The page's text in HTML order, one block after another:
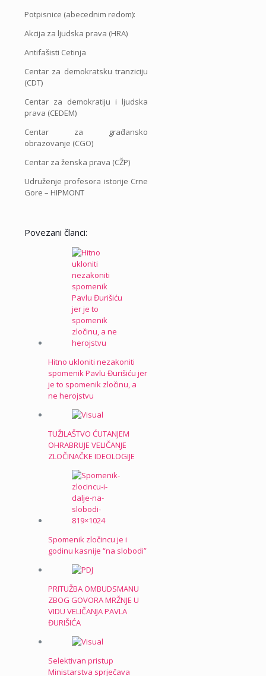
Potpisnice (abecednim redom):
Akcija za ljudska prava (HRA)
Antifašisti Cetinja
Centar za demokratsku tranziciju
(CDT)
Centar za demokratiju i ljudska
prava (CEDEM)
Centar za građansko
obrazovanje (CGO)
Centar za ženska prava (CŽP)
Udruženje profesora istorije Crne
Gore – HIPMONT
Povezani članci:
Hitno ukloniti nezakoniti
spomenik Pavlu Đurišiću jer
je to spomenik zločinu, a
ne herojstvu
TUŽILAŠTVO ĆUTANJEM
OHRABRUJE VELIČANJE
ZLOČINAČKE IDEOLOGIJE
Spomenik zločincu je i
godinu kasnije “na slobodi”
PRITUŽBA OMBUDSMANU
ZBOG GOVORA MRŽNJE U
VIDU VELIČANJA PAVLA
ĐURIŠIĆA
Selektivan pristup
Ministarstva sprječava